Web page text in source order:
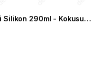
Dekonil Çivi Silikon 290ml - Kokusuz ve Hızlı Kuruyan Montaj Yapıştırıcısı